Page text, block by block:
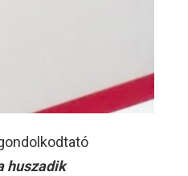
huszadik